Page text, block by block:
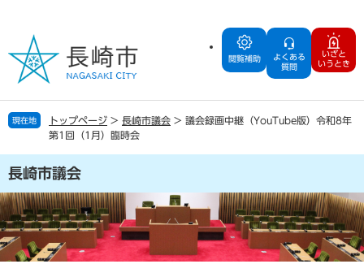
の
で
す
ー
ば
し
文
へ
閲覧補助
よくある
質問
いざと
いうとき
現在地 トップページ > 長崎市議会 > 議会録画中継（YouTube版）令和8年
第1回（1月）臨時会
長崎市議会